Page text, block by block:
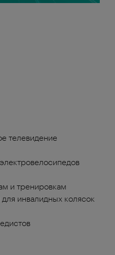
телевидение
и тренировкам
инвалидных колясок